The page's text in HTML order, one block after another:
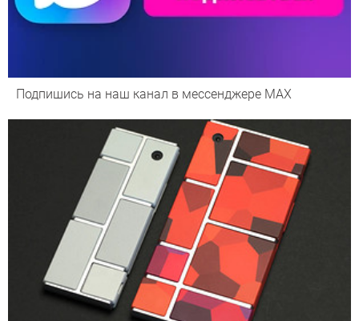
Подпишись на наш канал в мессенджере МАХ